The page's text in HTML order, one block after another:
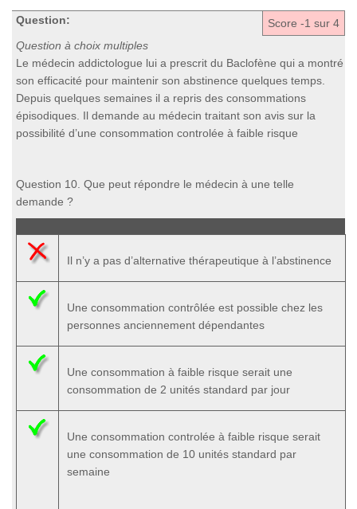
Score -1 sur 4
Question:
Question à choix multiples
Le médecin addictologue lui a prescrit du Baclofène qui a montré
son efficacité pour maintenir son abstinence quelques temps.
Depuis quelques semaines il a repris des consommations
épisodiques. Il demande au médecin traitant son avis sur la
possibilité d’une consommation controlée à faible risque
Question 10. Que peut répondre le médecin à une telle
demande ?
Il n’y a pas d’alternative thérapeutique à l’abstinence
Une consommation contrôlée est possible chez les
personnes anciennement dépendantes
Une consommation à faible risque serait une
consommation de 2 unités standard par jour
Une consommation controlée à faible risque serait
une consommation de 10 unités standard par
semaine